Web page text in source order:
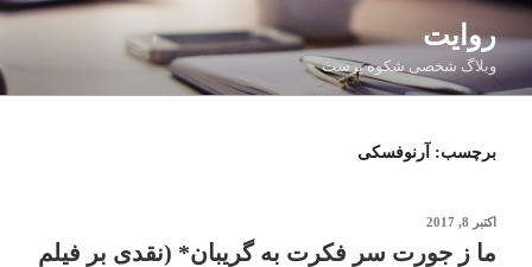
رفتن
به
محتوا
روایت
وبلاگ شخصی شکوه پرست
برچسب: آرنوفسکی
نوشته‌شده
اکتبر 8, 2017
ما ز جورت سر فکرت به گریبان* (نقدی بر فیلم